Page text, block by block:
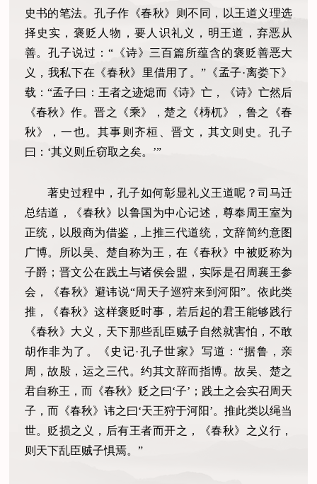
史书的笔法。孔子作《春秋》则不同，以王道义理选
择史实，褒贬人物，要人识礼义，明王道，弃恶从
善。孔子说过：“《诗》三百篇所蕴含的褒贬善恶大
义，我私下在《春秋》里借用了。”《孟子·离娄下》
载：“孟子曰：王者之迹熄而《诗》亡，《诗》亡然后
《春秋》作。晋之《乘》，楚之《梼杌》，鲁之《春
秋》，一也。其事则齐桓、晋文，其文则史。孔子
曰：‘其义则丘窃取之矣。’”
著史过程中，孔子如何彰显礼义王道呢？司马迁
总结道，《春秋》以鲁国为中心记述，尊奉周王室为
正统，以殷商为借鉴，上推三代道统，文辞简约意图
广博。所以吴、楚自称为王，在《春秋》中被贬称为
子爵；晋文公在践土与诸侯会盟，实际是召周襄王参
会，《春秋》避讳说“周天子巡狩来到河阳”。依此类
推，《春秋》这样褒贬时事，若后起的君王能够践行
《春秋》大义，天下那些乱臣贼子自然就害怕，不敢
胡作非为了。《史记·孔子世家》写道：“据鲁，亲
周，故殷，运之三代。约其文辞而指博。故吴、楚之
君自称王，而《春秋》贬之曰‘子’；践土之会实召周天
子，而《春秋》讳之曰‘天王狩于河阳’。推此类以绳当
世。贬损之义，后有王者而开之，《春秋》之义行，
则天下乱臣贼子惧焉。”